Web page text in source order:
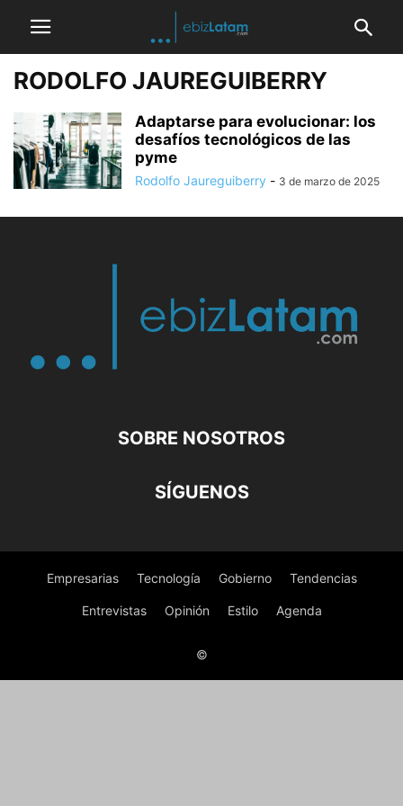
RODOLFO JAUREGUIBERRY
Adaptarse para evolucionar: los
desafíos tecnológicos de las
pyme
Rodolfo Jaureguiberry - 3 de marzo de 2025
SOBRE NOSOTROS
SÍGUENOS
Empresarias Tecnología Gobierno Tendencias
Entrevistas Opinión Estilo Agenda
©